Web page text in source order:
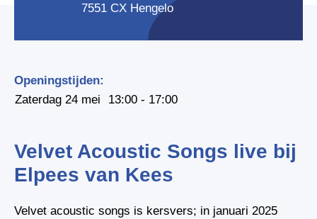
7551 CX Hengelo
Openingstijden:
Zaterdag 24 mei
13:00 - 17:00
Velvet Acoustic Songs live bij
Elpees van Kees
Velvet acoustic songs is kersvers; in januari 2025